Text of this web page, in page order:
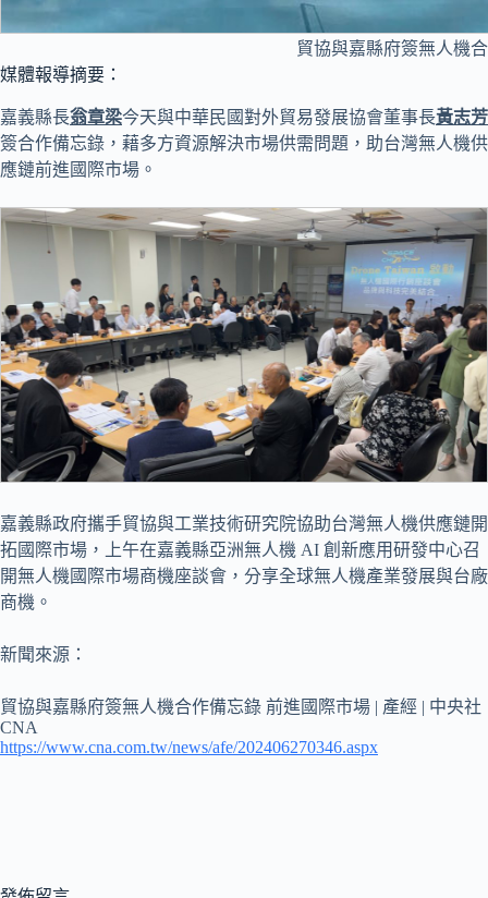
貿協與嘉縣府簽無人機
媒體報導摘要：
嘉義縣長翁章梁今天與中華民國對外貿易發展協會董事長黃志芳
簽合作備忘錄，藉多方資源解決市場供需問題，助台灣無人機供
應鏈前進國際市場。
嘉義縣政府攜手貿協與工業技術研究院協助台灣無人機供應鏈開
拓國際市場，上午在嘉義縣亞洲無人機 AI 創新應用研發中心召
開無人機國際市場商機座談會，分享全球無人機產業發展與台廠
商機。
新聞來源：
貿協與嘉縣府簽無人機合作備忘錄 前進國際市場 | 產經 | 中央社
CNA
https://www.cna.com.tw/news/afe/202406270346.aspx